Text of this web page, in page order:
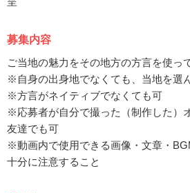
募集内容
ご当地の魅力をその地方の方言を使っ
※自身の出身地でなくても、当地を選
※方言がネイティブでなくても可
※応募者が自分で撮った（制作した）
友達でも可
※動画内で使用できる画像・文章・
十分に注意すること